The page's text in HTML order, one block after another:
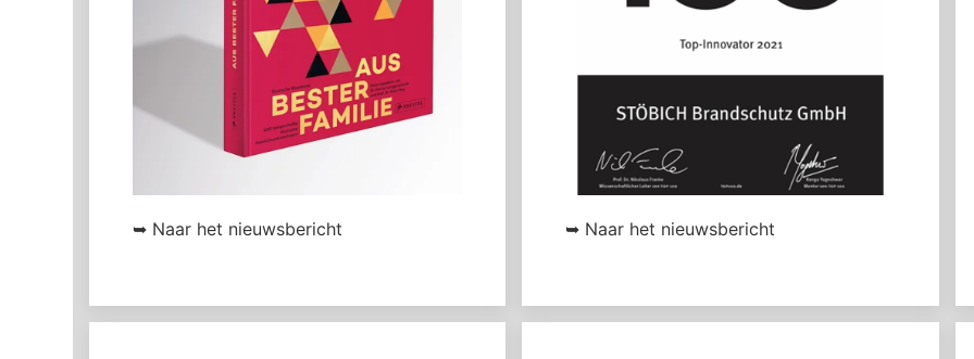
➥ Naar het nieuwsbericht ➥ Naar het nieuwsbericht